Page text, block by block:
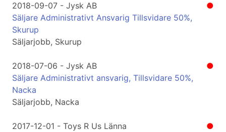
●
2018-09-07 - Jysk AB
Säljare Administrativt Ansvarig Tillsvidare 50%,
Skurup
Säljarjobb, Skurup
●
2018-07-06 - Jysk AB
Säljare Administrativt ansvarig, Tillsvidare 50%,
Nacka
Säljarjobb, Nacka
●
2017-12-01 - Toys R Us Länna